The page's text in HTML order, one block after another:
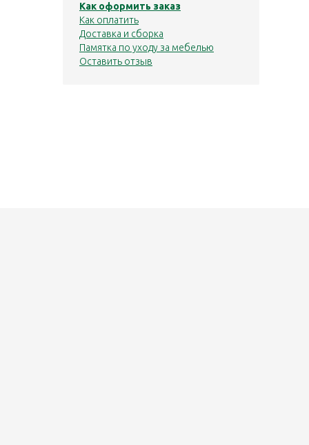
Как оформить заказ
Как оплатить
Доставка и сборка
Памятка по уходу за мебелью
Оставить отзыв